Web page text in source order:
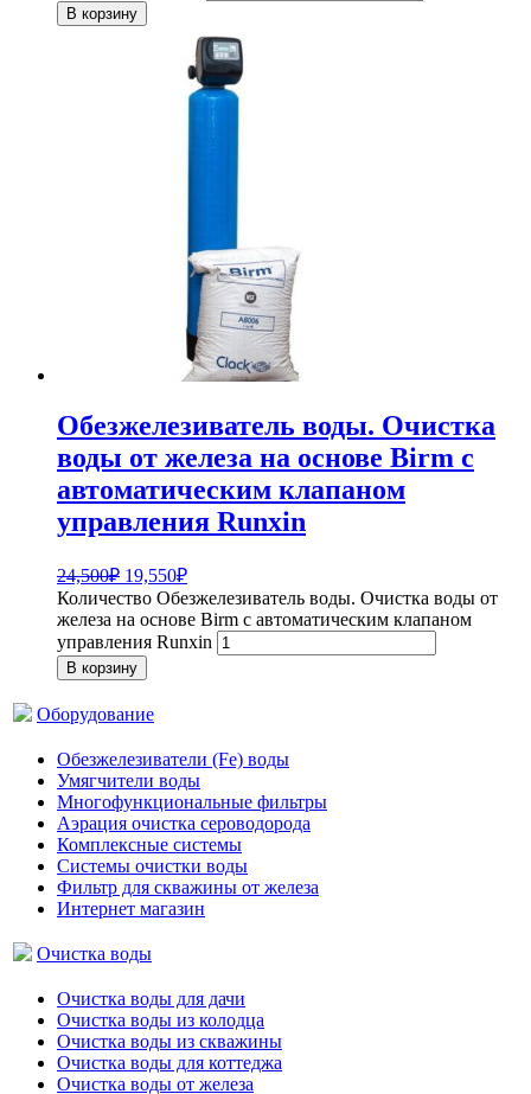
В корзину
Обезжелезиватель воды. Очистка
воды от железа на основе Birm с
автоматическим клапаном
управления Runxin
24,500₽ 19,550₽
Количество Обезжелезиватель воды. Очистка воды от
железа на основе Birm с автоматическим клапаном
управления Runxin
В корзину
Оборудование
Обезжелезиватели (Fe) воды
Умягчители воды
Многофункциональные фильтры
Аэрация очистка сероводорода
Комплексные системы
Системы очистки воды
Фильтр для скважины от железа
Интернет магазин
Очистка воды
Очистка воды для дачи
Очистка воды из колодца
Очистка воды из скважины
Очистка воды для коттеджа
Очистка воды от железа